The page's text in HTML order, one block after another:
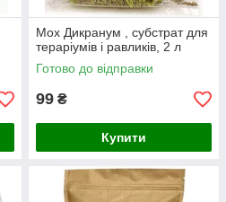
Мох Дикранум , субстрат для
тераріумів і равликів, 2 л
Готово до відправки
99 ₴
Купити